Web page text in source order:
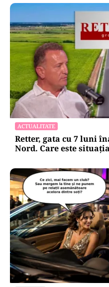
ACTUALITATE
Retter, gata cu 7 luni
Nord. Care este